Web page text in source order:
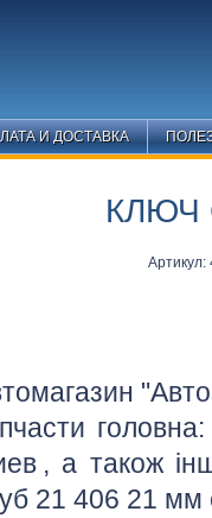
И ДОСТАВКА
КЛЮЧ
, а також
21 406 21 мм